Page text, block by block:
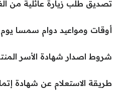
تصديق طلب زيارة عائلية من
أوقات ومواعيد دوام سمسا يوم
شروط اصدار شهادة الأسر
طريقة الاستعلام عن شهادة